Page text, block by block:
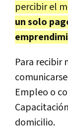
percibir el
un solo
Para recibir
Empleo o
domicilio.